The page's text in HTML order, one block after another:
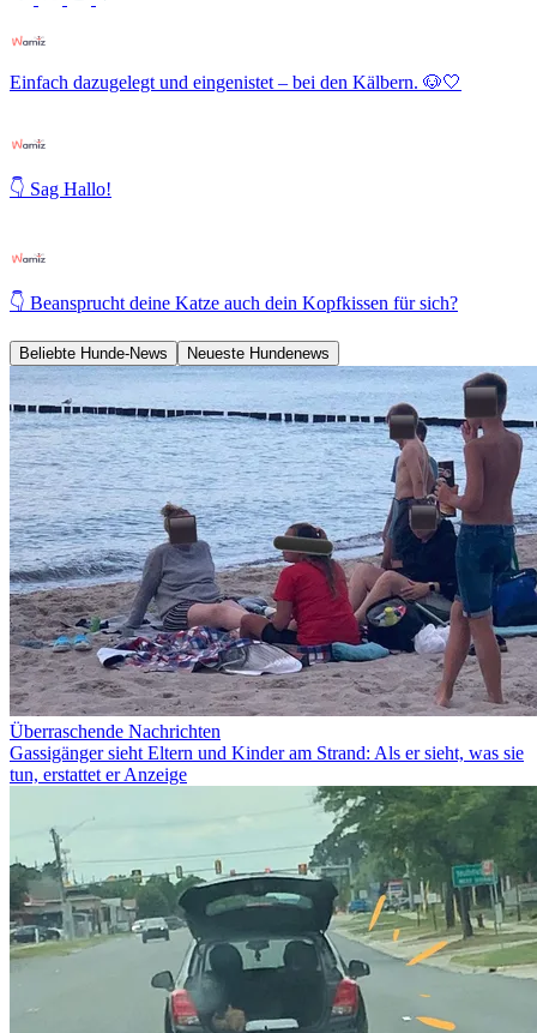
Einfach dazugelegt und eingenistet – bei den Kälbern. 🐶🤍
👇 Sag Hallo!
👇 Beansprucht deine Katze auch dein Kopfkissen für sich?
Beliebte Hunde-News Neueste Hundenews
Überraschende Nachrichten
Gassigänger sieht Eltern und Kinder am Strand: Als er sieht, was sie
tun, erstattet er Anzeige